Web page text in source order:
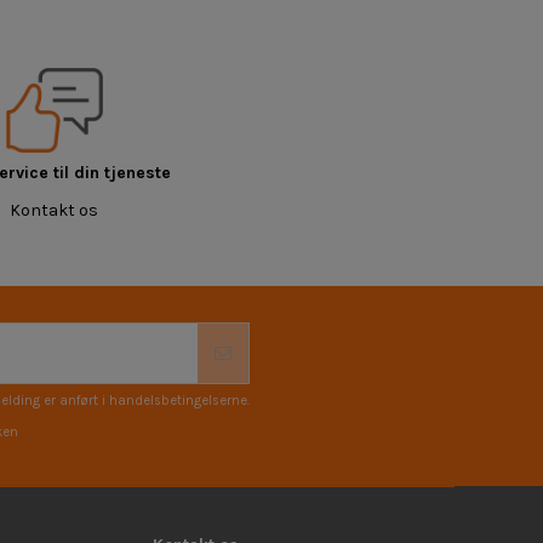
til din tjeneste
Kontakt os
er anført i handelsbetingelserne.